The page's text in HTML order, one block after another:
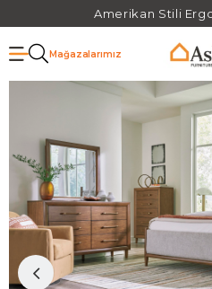
Amerikan Stili
Mağazalarımız